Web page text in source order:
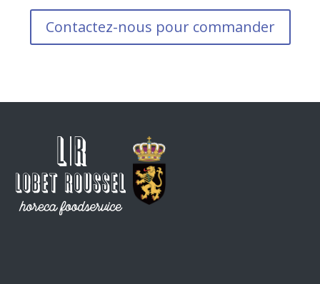
Contactez-nous pour commander